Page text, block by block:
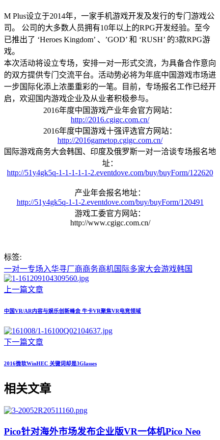
M Plus设立于2014年，一家手机游戏开发及发行的专门游戏公
司。 公司的大多数人员拥有10年以上的RPG开发经验。至今
已推出了 ‘Heroes Kingdom’ 、’GOD’ 和 ‘RUSH’ 的3款RPG游
戏。
本次活动将设立专场，安排一对一形式交流，为具备合作意向
的双方提供专门交流平台。活动势必将为年底中国游戏市场进
一步国际化添上浓墨重彩的一笔。目前，专场报名工作已经开
启，欢迎国内游戏企业及从业者积极参与。
2016年度中国游戏产业年会官方网站：
http://2016.cgigc.com.cn/
2016年度中国游戏十强评选官方网站：
http://2016gametop.cgigc.com.cn/
国际游戏商务大会韩国、印度及俄罗斯一对一洽谈专场报名地
址：
http://51y4gk5q-1-1-1-1-1-2.eventdove.com/buy/buyForm/122620
产业年会报名地址：
http://51y4gk5q-1-1-2.eventdove.com/buy/buyForm/120491
游戏工委官方网站：
http://www.cgigc.com.cn/
标签:
一对一专场 入华寻厂商商务商机国际多家大会游戏韩国
上一篇文章
中国VR/AR内容与娱乐创新峰会 牛卡VR聚焦VR电竞领域
下一篇文章
2016微软WinHEC 关键词却是3Glasses
相关文章
Pico针对海外市场发布企业版VR一体机Pico Neo